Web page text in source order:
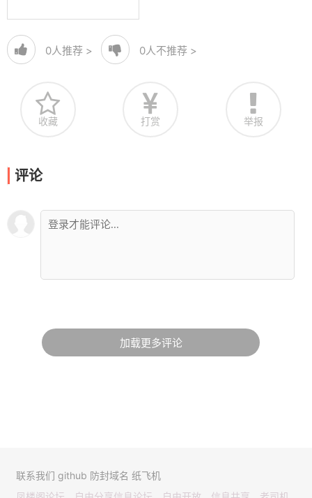
0人推荐 > 0人不推荐 >
收藏 打赏 举报
评论
加载更多评论
联系我们 github 防封域名 纸飞机